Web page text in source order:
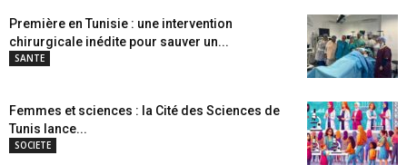
Première en Tunisie : une intervention
chirurgicale inédite pour sauver un...
SANTE
Femmes et sciences : la Cité des Sciences de
Tunis lance...
SOCIETE